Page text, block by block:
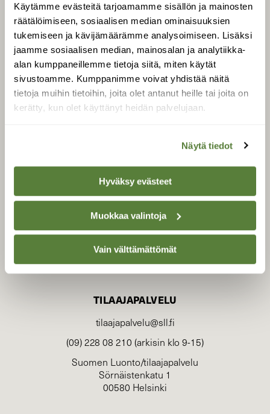
Käytämme evästeitä tarjoamamme sisällön ja mainosten
räätälöimiseen, sosiaalisen median ominaisuuksien
tukemiseen ja kävijämäärämme analysoimiseen. Lisäksi
jaamme sosiaalisen median, mainosalan ja analytiikka-
alan kumppaneillemme tietoja siitä, miten käytät
sivustoamme. Kumppanimme voivat yhdistää näitä
tietoja muihin tietoihin, joita olet antanut heille tai joita on
kerätty, kun olet käyttänyt heidän palvelujaan.
Näytä tiedot
Hyväksy evästeet
Muokkaa valintoja
Vain välttämättömät
Äänestä parasta juttua
Tilaa uutiskirje
SUOMEN LUONNON­
SUOJELU­LIITTO
Suomen Luonto -lehden
luonnonsuojelu­liitto.
TILAAJAPALVELU
tilaajapalvelu@sll.fi
(09) 228 08 210 (arkisin klo 9-15)
Suomen Luonto/tilaajapalvelu
Sörnäistenkatu 1
00580 Helsinki